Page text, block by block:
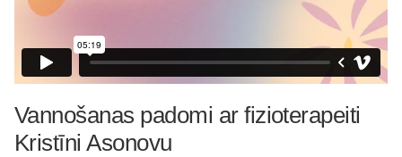
Vannošanas padomi ar fizioterapeiti
Kristīni Asonovu